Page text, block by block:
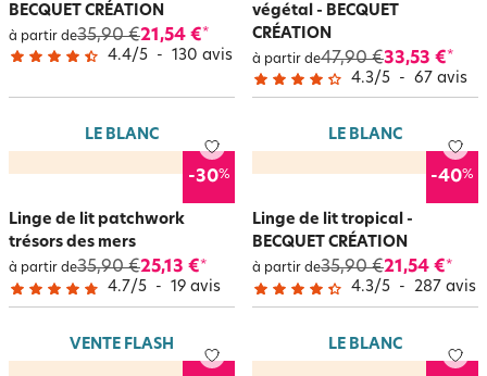
BECQUET CRÉATION
à partir de35,90 €21,54 €*
4.4/5 - 130 avis
végétal - BECQUET
CRÉATION
à partir de47,90 €33,53 €*
4.3/5 - 67 avis
LE BLANC
-30%
Linge de lit patchwork
trésors des mers
à partir de35,90 €25,13 €*
4.7/5 - 19 avis
LE BLANC
-40%
Linge de lit tropical -
BECQUET CRÉATION
à partir de35,90 €21,54 €*
4.3/5 - 287 avis
VENTE FLASH LE BLANC